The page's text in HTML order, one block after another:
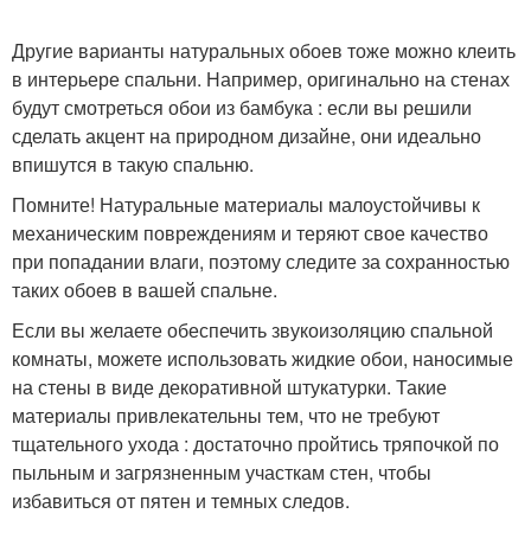
Другие варианты натуральных обоев тоже можно клеить
в интерьере спальни. Например, оригинально на стенах
будут смотреться обои из бамбука : если вы решили
сделать акцент на природном дизайне, они идеально
впишутся в такую спальню.
Помните! Натуральные материалы малоустойчивы к
механическим повреждениям и теряют свое качество
при попадании влаги, поэтому следите за сохранностью
таких обоев в вашей спальне.
Если вы желаете обеспечить звукоизоляцию спальной
комнаты, можете использовать жидкие обои, наносимые
на стены в виде декоративной штукатурки. Такие
материалы привлекательны тем, что не требуют
тщательного ухода : достаточно пройтись тряпочкой по
пыльным и загрязненным участкам стен, чтобы
избавиться от пятен и темных следов.